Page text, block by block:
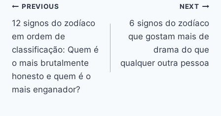
Navegação
de
artigos
PREVIOUS
12 signos do zodíaco
em ordem de
classificação: Quem é
o mais brutalmente
honesto e quem é o
mais enganador?
NEXT
6 signos do zodíaco
que gostam mais de
drama do que
qualquer outra pessoa